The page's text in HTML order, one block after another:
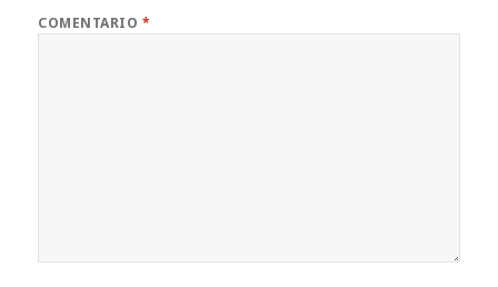
COMENTARIO *